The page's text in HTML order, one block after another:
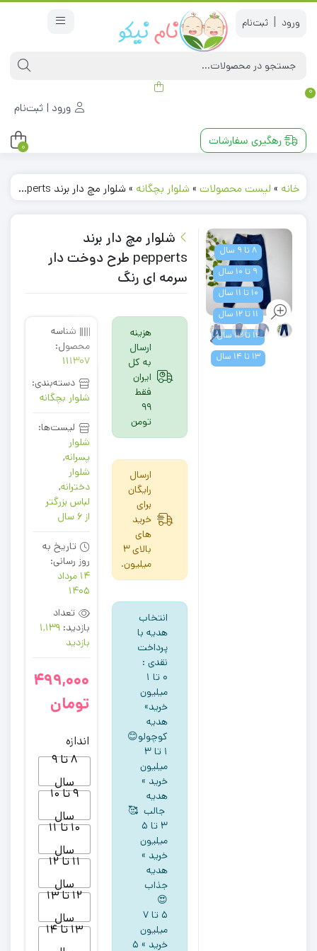
|
0
ورود | ثبت‌نام
رهگیری سفارشات 0
خانه » لیست محصولات »شلوار بچگانه »شلوار مچ دار برند pepperts طرح دوخت دار سرمه ای رنگ
8 تا 9 سال
9 تا 10 سال
10 تا 11 سال
11 تا 12 سال
12 تا 13 سال
13 تا 14 سال
شلوار مچ دار برند
pepperts طرح دوخت دار
سرمه ای رنگ
هزینه
ارسال
به کل
ایران
فقط
99
تومن
ارسال
رایگان
برای
خرید
های
بالای 3
میلیون.
انتخاب
هدیه با
پرداخت
نقدی :
۰ تا ۱
میلیون
خرید»
هدیه
کوچولو😊
۱ تا ۳
میلیون
خرید »
هدیه
جالب 🥰
۳ تا ۵
میلیون
خرید »
هدیه
جذاب
😍
5 تا ۷
میلیون
خرید » ۵
شناسه
محصول:
111307
دسته‌بندی:
شلوار بچگانه
لیست‌ها:
شلوار
پسرانه,
شلوار
دخترانه,
لباس بزرگتر
از 6 سال
تاریخ به
روز رسانی:
14 مرداد
1405
تعداد
بازدید: 1,139
بازدید
499,000
تومان
اندازه
8 تا 9
سال
9 تا 10
سال
10 تا 11
سال
11 تا 12
سال
12 تا 13
سال
13 تا 14